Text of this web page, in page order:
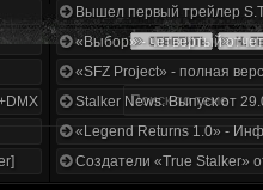
1.3.5.ООП.МА.К.
Вышел первый трейлер
«Выбор» - четвертый
«SFZ Project» - полная
Stalker News. Выпуск от
«Legend Returns 1.0» -
Создатели «True Stalker»